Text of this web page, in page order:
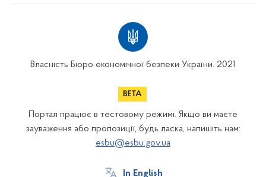
Власність Бюро економічної безпеки України. 2021
Портал працює в тестовому режимі. Якщо ви маєте
зауваження або пропозиції, будь ласка, напишіть нам:
esbu@esbu.gov.ua
In English